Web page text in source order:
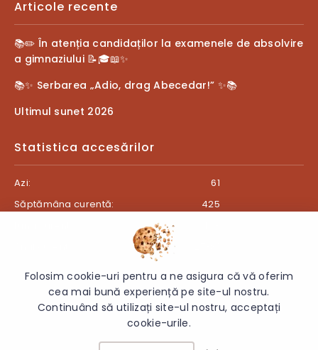
Articole recente
📚✏️ În atenția candidaților la examenele de absolvire
a gimnaziului 📝🎓📖✨
📚✨ Serbarea „Adio, drag Abecedar!” ✨📚
Ultimul sunet 2026
Statistica accesărilor
Azi:
61
Săptămâna curentă:
425
© 2026 Gimnaziul „Ion Creangă”, s. Teleșeu, r. Orhei - Toate
drepturile rezervate.
Folosim cookie-uri pentru a ne asigura că vă oferim
cea mai bună experiență pe site-ul nostru.
Continuând să utilizați site-ul nostru, acceptați
cookie-urile.